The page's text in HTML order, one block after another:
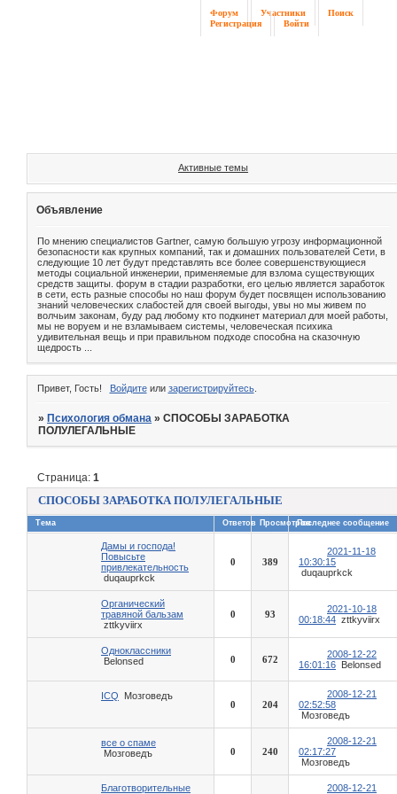
Форум Участники
Поиск
Регистрация
Войти
Активные темы
Объявление
По мнению специалистов Gartner, самую большую угрозу информационной
безопасности как крупных компаний, так и домашних пользователей Сети, в
следующие 10 лет будут представлять все более совершенствующиеся
методы социальной инженерии, применяемые для взлома существующих
средств защиты. форум в стадии разработки, его целью является заработок
в сети, есть разные способы но наш форум будет посвящен использованию
знаний человеческих слабостей для своей выгоды, увы но мы живем по
волчьим законам, буду рад любому кто подкинет материал для моей работы,
мы не воруем и не взламываем системы, человеческая психика
удивительная вещь и при правильном подходе способна на сказочную
щедрость ...
Привет, Гость! Войдитеили зарегистрируйтесь.
» Психология обмана »СПОСОБЫ ЗАРАБОТКА
ПОЛУЛЕГАЛЬНЫЕ
СПОСОБЫ ЗАРАБОТКА ПОЛУЛЕГАЛЬНЫЕ
Страница:1
Тема Ответов ПросмотровПоследнее сообщение
Дамы и господа!
Повысьте
привлекательность
duqauprkck
0 389
2021-11-18
10:30:15
duqauprkck
Органический
травяной бальзам
zttkyviirx
0 93
2021-10-18
00:18:44 zttkyviirx
Одноклассники
Belonsed
0 672
2008-12-22
16:01:16 Belonsed
ICQ
Мозговедъ
0
204
2008-12-21
02:52:58
Мозговедъ
все о спаме
Мозговедъ
0 240
2008-12-21
02:17:27
Мозговедъ
Благотворительные
2008-12-21